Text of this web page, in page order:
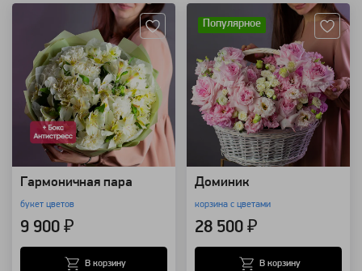
Гармоничная пара
букет цветов
9 900 ₽
В корзину
Популярное
Доминик
корзина с цветами
28 500 ₽
В корзину